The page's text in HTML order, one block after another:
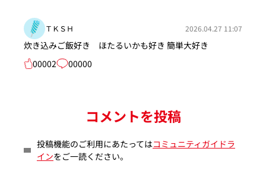
ＴＫＳＨ 2026.04.27 11:07
炊き込みご飯好き ほたるいかも好き 簡単大好き
00002
00000
コメントを投稿
投稿機能のご利用にあたってはコミュニティガイドラ
インをご一読ください。